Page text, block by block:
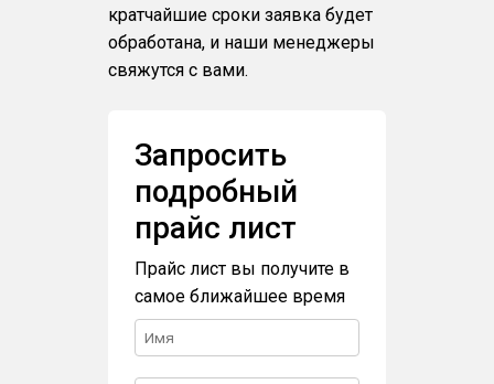
кратчайшие сроки заявка будет
обработана, и наши менеджеры
свяжутся с вами.
Запросить
подробный
прайс лист
Прайс лист вы получите в
самое ближайшее время